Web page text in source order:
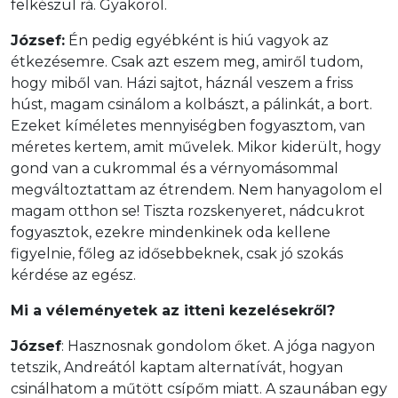
felkészül rá. Gyakorol.
József: Én pedig egyébként is hiú vagyok az
étkezésemre. Csak azt eszem meg, amiről tudom,
hogy miből van. Házi sajtot, háznál veszem a friss
húst, magam csinálom a kolbászt, a pálinkát, a bort.
Ezeket kíméletes mennyiségben fogyasztom, van
méretes kertem, amit művelek. Mikor kiderült, hogy
gond van a cukrommal és a vérnyomásommal
megváltoztattam az étrendem. Nem hanyagolom el
magam otthon se! Tiszta rozskenyeret, nádcukrot
fogyasztok, ezekre mindenkinek oda kellene
figyelnie, főleg az idősebbeknek, csak jó szokás
kérdése az egész.
Mi a véleményetek az itteni kezelésekről?
József: Hasznosnak gondolom őket. A jóga nagyon
tetszik, Andreától kaptam alternatívát, hogyan
csinálhatom a műtött csípőm miatt. A szaunában egy